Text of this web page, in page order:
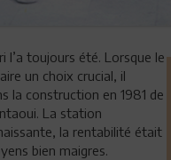
l’a toujours été. Lorsque le
un choix crucial, il
la construction en 1981 de
La station
la rentabilité était
bien maigres.